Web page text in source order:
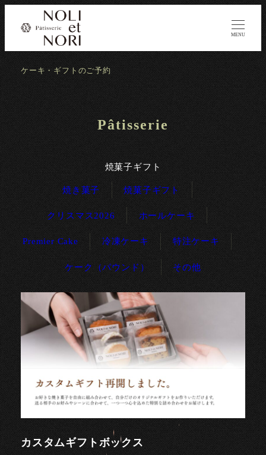
MENU
ケーキ・ギフトのご予約
Pâtisserie
焼菓子ギフト
焼き菓子 焼菓子ギフト
クリスマス2026 ホールケーキ
Premier Cake 冷凍ケーキ 特注ケーキ
ケーク（パウンド） その他
カスタムギフトボックス